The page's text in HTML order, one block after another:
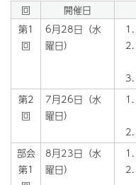
回 開催日
第1
回
6月28日（水
曜日）
第2
回
7月26日（水
曜日）
部会
第1
8月23日（水
曜日）